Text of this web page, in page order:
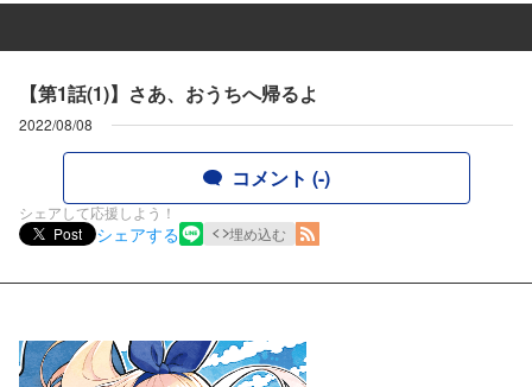
【第1話(1)】さあ、おうちへ帰るよ
2022/08/08
コメント (-)
シェアして応援しよう！
Post
シェアする 埋め込む